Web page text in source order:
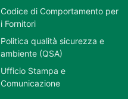
Codice di Comportamento per
i Fornitori
Politica qualità sicurezza e
ambiente (QSA)
Ufficio Stampa e
Comunicazione